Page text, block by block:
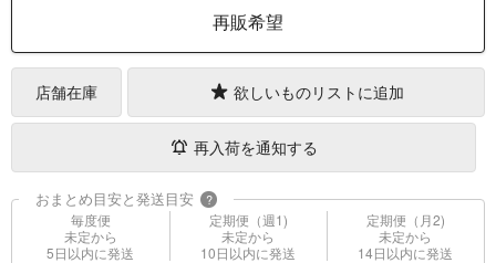
再販希望
店舗在庫 欲しいものリストに追加
再入荷を通知する
おまとめ目安と発送目安 ?
毎度便
未定から
5日以内に発送
定期便（週1)
未定から
10日以内に発送
定期便（月2)
未定から
14日以内に発送